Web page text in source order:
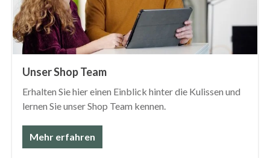
Unser Shop Team
Erhalten Sie hier einen Einblick hinter die Kulissen und
lernen Sie unser Shop Team kennen.
Mehr erfahren